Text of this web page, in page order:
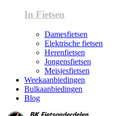
In Fietsen
Damesfietsen
Elektrische fietsen
Herenfietsen
Jongensfietsen
Meisjesfietsen
Weekaanbiedingen
Bulkaanbiedingen
Blog